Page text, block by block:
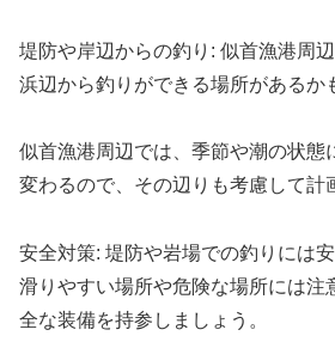
堤防や岸辺からの釣り: 似首漁港周
浜辺から釣りができる場所があるか
似首漁港周辺では、季節や潮の状態
変わるので、その辺りも考慮して計
安全対策: 堤防や岩場での釣りには
滑りやすい場所や危険な場所には注
全な装備を持参しましょう。